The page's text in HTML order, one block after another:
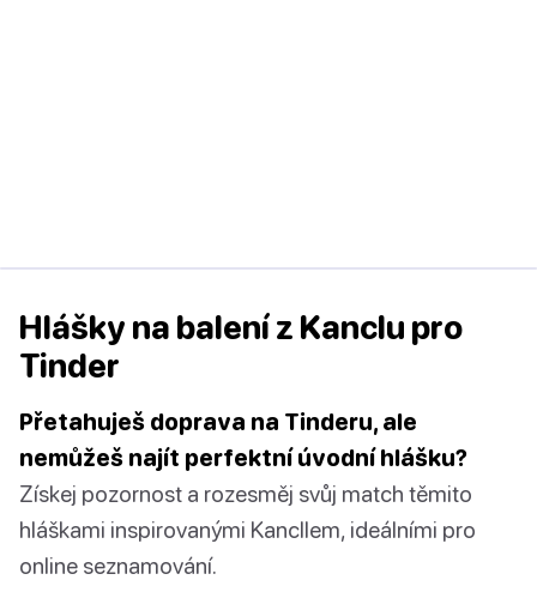
Hlášky na balení z Kanclu pro
Tinder
Přetahuješ doprava na Tinderu, ale
nemůžeš najít perfektní úvodní hlášku?
Získej pozornost a rozesměj svůj match těmito
hláškami inspirovanými Kancllem, ideálními pro
online seznamování.